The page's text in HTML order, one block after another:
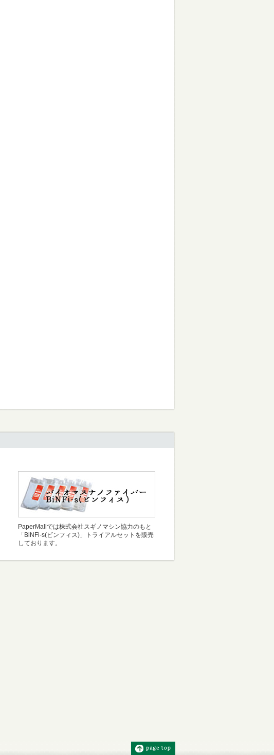
PaperMallでは株式会社スギノマシン協力のもと
「BiNFi-s(ビンフィス)」トライアルセットを販売
しております。